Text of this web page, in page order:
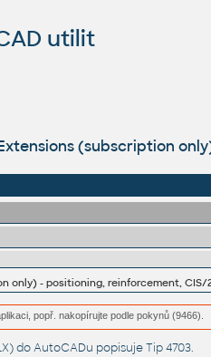
utilit
(subscription
only) - positioning, reinforcement, CIS/
popř. nakopírujte podle pokynů (9466).
do AutoCADu popisujeTip 4703.